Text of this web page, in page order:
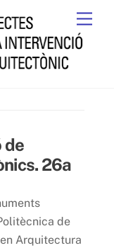
de
26a
de
Arquitectura